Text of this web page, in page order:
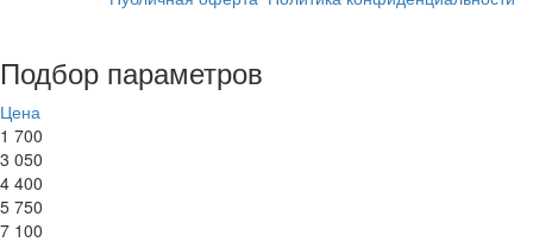
Подбор параметров
Цена
1 700
3 050
4 400
5 750
7 100